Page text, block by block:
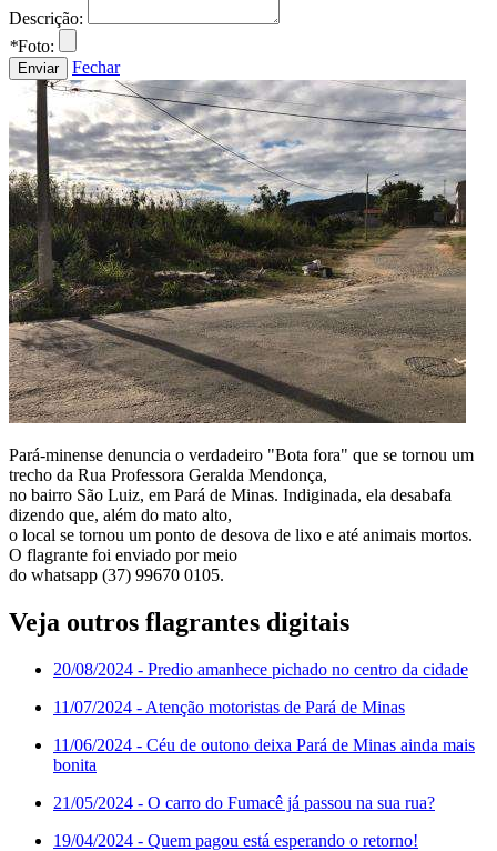
Descrição:
*Foto:
Fechar
Pará-minense denuncia o verdadeiro "Bota fora" que se tornou um
trecho da Rua Professora Geralda Mendonça,
no bairro São Luiz, em Pará de Minas. Indiginada, ela desabafa
dizendo que, além do mato alto,
o local se tornou um ponto de desova de lixo e até animais mortos.
O flagrante foi enviado por meio
do whatsapp (37) 99670 0105.
Veja outros flagrantes digitais
20/08/2024 - Predio amanhece pichado no centro da cidade
11/07/2024 - Atenção motoristas de Pará de Minas
11/06/2024 - Céu de outono deixa Pará de Minas ainda mais
bonita
21/05/2024 - O carro do Fumacê já passou na sua rua?
19/04/2024 - Quem pagou está esperando o retorno!